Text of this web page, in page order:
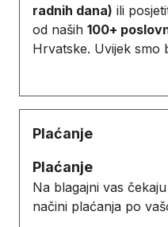
radnih dana) ili
od naših 100+
Hrvatske. Uvijek smo
Plaćanje
Plaćanje
Na blagajni vas
načini plaćanja po